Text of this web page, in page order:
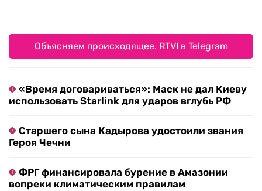
Объясняем происходящее. RTVI в Telegram
«Время договариваться»: Маск не дал Киеву
использовать Starlink для ударов вглубь РФ
Старшего сына Кадырова удостоили звания
Героя Чечни
ФРГ финансировала бурение в Амазонии
вопреки климатическим правилам